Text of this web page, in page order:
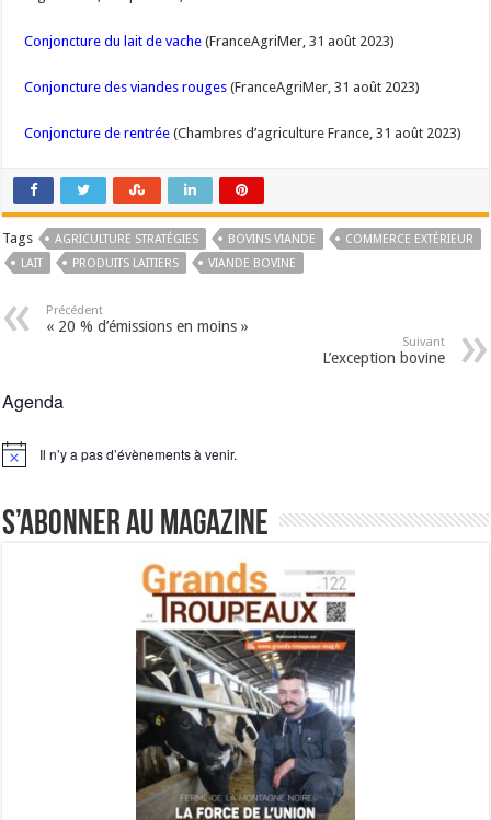
Conjoncture du lait de vache (FranceAgriMer, 31 août 2023)
Conjoncture des viandes rouges (FranceAgriMer, 31 août 2023)
Conjoncture de rentrée (Chambres d’agriculture France, 31 août 2023)
Tags AGRICULTURE STRATÉGIES BOVINS VIANDE
COMMERCE EXTÉRIEUR
LAIT
PRODUITS LAITIERS VIANDE BOVINE
Précédent
« 20 % d’émissions en moins »
Suivant
L’exception bovine
Agenda
Notice Il n’y a pas d’évènements à venir.
S’abonner au magazine